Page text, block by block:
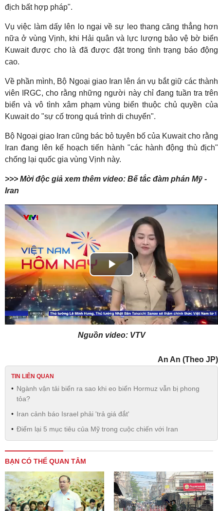
địch bất hợp pháp".
Vụ việc làm dấy lên lo ngại về sự leo thang căng thẳng hơn
nữa ở vùng Vịnh, khi Hải quân và lực lượng bảo vệ bờ biển
Kuwait được cho là đã được đặt trong tình trạng báo động
cao.
Về phần mình, Bộ Ngoại giao Iran lên án vụ bắt giữ các thành
viên IRGC, cho rằng những người này chỉ đang tuần tra trên
biển và vô tình xâm phạm vùng biển thuộc chủ quyền của
Kuwait do "sự cố trong quá trình di chuyển".
Bộ Ngoại giao Iran cũng bác bỏ tuyên bố của Kuwait cho rằng
Iran đang lên kế hoạch tiến hành "các hành động thù địch"
chống lại quốc gia vùng Vịnh này.
>>> Mời độc giả xem thêm video: Bế tắc đàm phán Mỹ -
Iran
Play
Video
Nguồn video: VTV
An An (Theo JP)
TIN LIÊN QUAN
Ngành vận tải biển ra sao khi eo biển Hormuz vẫn bị phong
tỏa?
Iran cảnh báo Israel phải 'trả giá đắt'
Điểm lại 5 mục tiêu của Mỹ trong cuộc chiến với Iran
BẠN CÓ THỂ QUAN TÂM